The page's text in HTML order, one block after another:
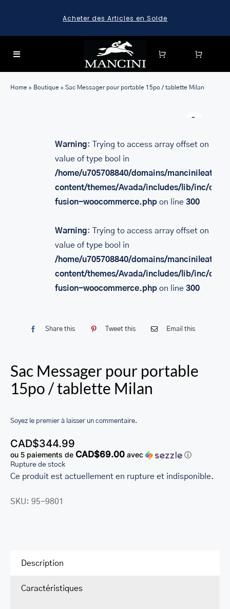
content
Acheter des Articles en Solde
Toggle
FOR:
HARD CASE SPINNER LUGGAGE SETS & CARRY-ON
LUGGAGE
LEATHER BAGS
PORTEFEUILLE EN CUIR
ACCESSOIRES
LEATHER TOILETRY BAG COLLECTION
LEATHER PASSPORT HOLDER COLLECTION
LEATHER KEY CASE
LEATHER BILL CLIPS
Home » Boutique » Sac Messager pour portable 15po / tablette Milan
Warning: Trying to access array offset on
value of type bool in
/home/u705708840/domains/
content/themes/Avada/includes/lib/inc/
fusion-woocommerce.phpon line 300
Warning: Trying to access array offset on
value of type bool in
/home/u705708840/domains/
content/themes/Avada/includes/lib/inc/
fusion-woocommerce.phpon line 300
Share this Tweet this Email this
Sac Messager pour portable
15po / tablette Milan
Soyez le premier à laisser un commentaire.
CAD$344.99
ou 5 paiements de CAD$69.00 avec ⓘ
Rupture de stock
Ce produit est actuellement en rupture et indisponible.
SKU: 95-9801
Description
Caractéristiques